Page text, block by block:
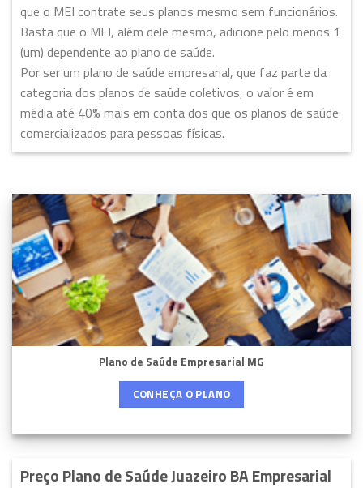
que o MEI contrate seus planos mesmo sem funcionários.
Basta que o MEI, além dele mesmo, adicione pelo menos 1
(um) dependente ao plano de saúde.
Por ser um plano de saúde empresarial, que faz parte da
categoria dos planos de saúde coletivos, o valor é em
média até 40% mais em conta dos que os planos de saúde
comercializados para pessoas físicas.
Plano de Saúde Empresarial MG
CONHEÇA O PLANO
Preço Plano de Saúde Juazeiro BA Empresarial